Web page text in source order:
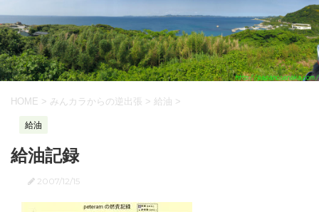
HOME > みんカラからの逆出張 > 給油 >
給油
給油記録
2007/12/15